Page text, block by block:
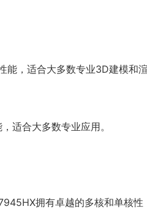
能，适合大多数专业3D建模和渲
适合大多数专业应用。
拥有卓越的多核和单核性